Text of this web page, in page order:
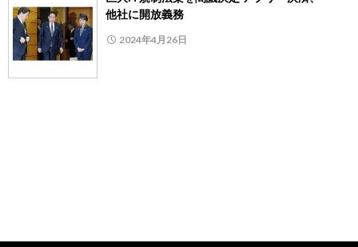
他社に開放義務
2024年4月26日